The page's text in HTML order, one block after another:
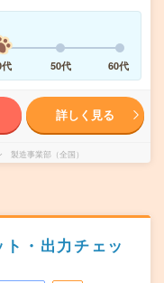
50代 60代
詳しく見る
製造事業部（全国）
・出力チェッ